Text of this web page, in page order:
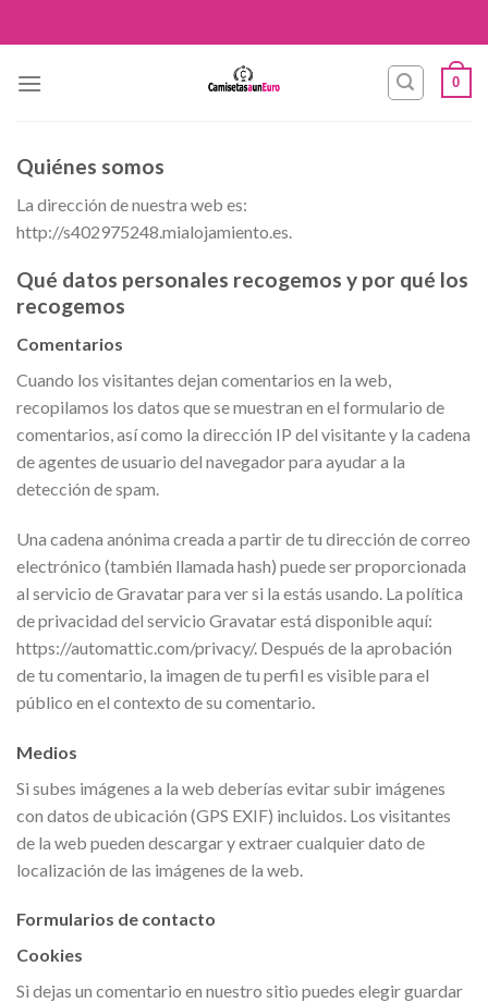
to
0
Quiénes somos
La dirección de nuestra web es:
http://s402975248.mialojamiento.es.
Qué datos personales recogemos y por qué los
recogemos
Comentarios
Cuando los visitantes dejan comentarios en la web,
recopilamos los datos que se muestran en el formulario de
comentarios, así como la dirección IP del visitante y la cadena
de agentes de usuario del navegador para ayudar a la
detección de spam.
Una cadena anónima creada a partir de tu dirección de correo
electrónico (también llamada hash) puede ser proporcionada
al servicio de Gravatar para ver si la estás usando. La política
de privacidad del servicio Gravatar está disponible aquí:
https://automattic.com/privacy/. Después de la aprobación
de tu comentario, la imagen de tu perfil es visible para el
público en el contexto de su comentario.
Medios
Si subes imágenes a la web deberías evitar subir imágenes
con datos de ubicación (GPS EXIF) incluidos. Los visitantes
de la web pueden descargar y extraer cualquier dato de
localización de las imágenes de la web.
Formularios de contacto
Cookies
Si dejas un comentario en nuestro sitio puedes elegir guardar